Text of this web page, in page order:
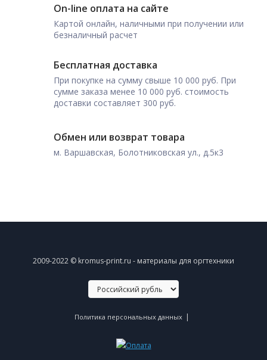
On-line оплата на сайте
Картой онлайн, наличными при получении или
безналичный расчет
Бесплатная доставка
При покупке на сумму свыше 10 000 руб. При
сумме заказа менее 10 000 руб. стоимость
доставки составляет 300 руб.
Обмен или возврат товара
м. Варшавская, Болотниковская ул., д.5к3
2009-2022 © kromus-print.ru - материалы для оргтехники
Политика персональных данных |